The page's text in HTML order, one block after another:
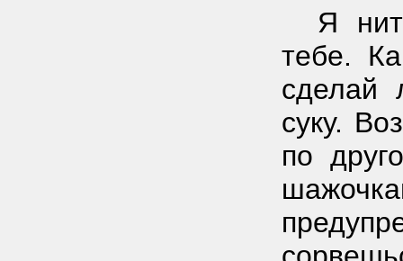
Я
тебе.
сделай
суку.
по